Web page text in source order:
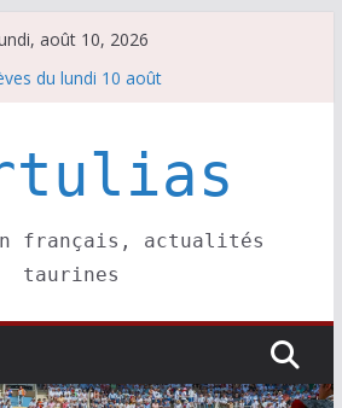
août 10, 2026
du lundi 10 août
foudre à Soustons
La Golosina: une première étape
français, actualités
taurines